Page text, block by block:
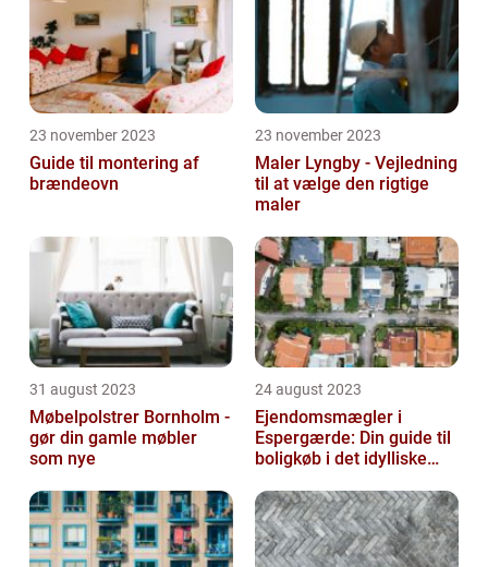
23 november 2023
Guide til montering af
brændeovn
23 november 2023
Maler Lyngby - Vejledning
til at vælge den rigtige
maler
31 august 2023
Møbelpolstrer Bornholm -
gør din gamle møbler
som nye
24 august 2023
Ejendomsmægler i
Espergærde: Din guide til
boligkøb i det idylliske